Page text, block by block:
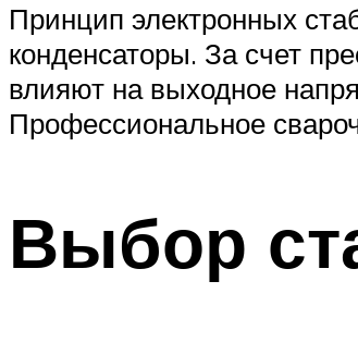
Принцип электронных
конденсаторы. За счет
влияют на выходное
Профессиональное
Выбор